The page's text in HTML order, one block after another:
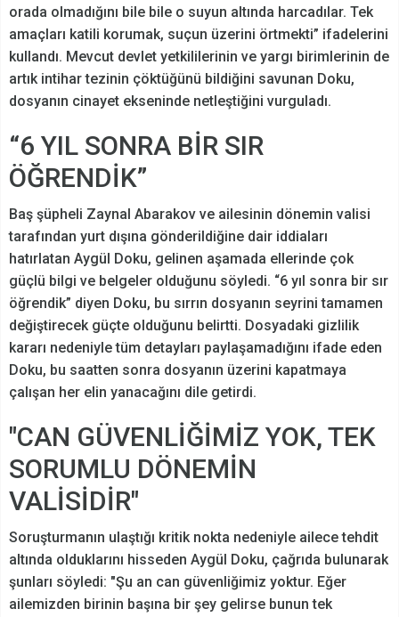
orada olmadığını bile bile o suyun altında harcadılar. Tek
amaçları katili korumak, suçun üzerini örtmekti” ifadelerini
kullandı. Mevcut devlet yetkililerinin ve yargı birimlerinin de
artık intihar tezinin çöktüğünü bildiğini savunan Doku,
dosyanın cinayet ekseninde netleştiğini vurguladı.
“6 YIL SONRA BİR SIR
ÖĞRENDİK”
Baş şüpheli Zaynal Abarakov ve ailesinin dönemin valisi
tarafından yurt dışına gönderildiğine dair iddiaları
hatırlatan Aygül Doku, gelinen aşamada ellerinde çok
güçlü bilgi ve belgeler olduğunu söyledi. “6 yıl sonra bir sır
öğrendik” diyen Doku, bu sırrın dosyanın seyrini tamamen
değiştirecek güçte olduğunu belirtti. Dosyadaki gizlilik
kararı nedeniyle tüm detayları paylaşamadığını ifade eden
Doku, bu saatten sonra dosyanın üzerini kapatmaya
çalışan her elin yanacağını dile getirdi.
"CAN GÜVENLİĞİMİZ YOK, TEK
SORUMLU DÖNEMİN
VALİSİDİR"
Soruşturmanın ulaştığı kritik nokta nedeniyle ailece tehdit
altında olduklarını hisseden Aygül Doku, çağrıda bulunarak
şunları söyledi: "Şu an can güvenliğimiz yoktur. Eğer
ailemizden birinin başına bir şey gelirse bunun tek